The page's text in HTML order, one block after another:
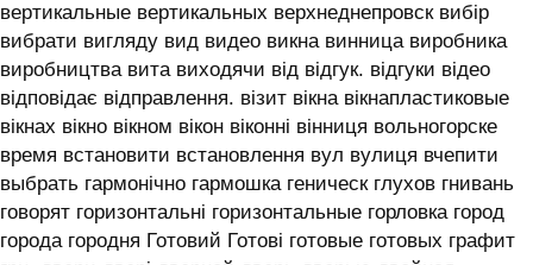
вертикальные вертикальных верхнеднепровск вибір
вибрати вигляду вид видео викна винница виробника
виробництва вита виходячи від відгук. відгуки відео
відповідає відправлення. візит вікна вікнапластиковые
вікнах вікно вікном вікон віконні вінниця вольногорске
время встановити встановлення вул вулиця вчепити
выбрать гармонічно гармошка геническ глухов гнивань
говорят горизонтальні горизонтальные горловка город
города городня Готовий Готові готовые готовых графит